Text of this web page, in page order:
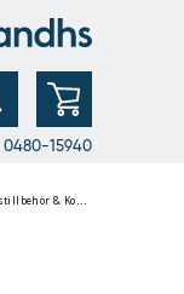
0480-15940
& Kontorsutrustning